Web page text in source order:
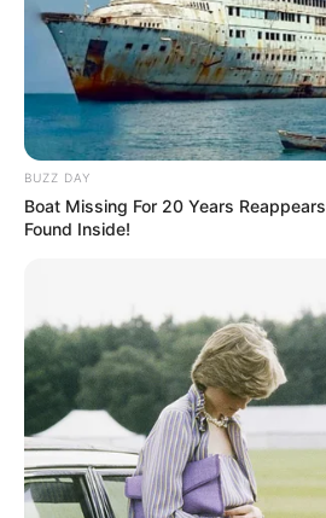
BUZZ DAY
Boat Missing For 20 Years
Found Inside!